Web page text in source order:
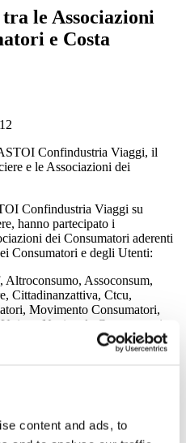
content and ads, to
le Associazioni
e Costa
Confindustria Viaggi, il
e le Associazioni dei
Confindustria Viaggi su
hanno partecipato i
dei Consumatori aderenti
Consumatori e degli Utenti:
Assoconsum,
Cittadinanzattiva, Ctcu,
Movimento Consumatori,
Nazionale Consumatori.
i rappresentanti della Direzione;
Presidente Roberto Corbella, il
è stato quello di trovare
nella vicenda di Costa
gli aggravi di spese conseguenti